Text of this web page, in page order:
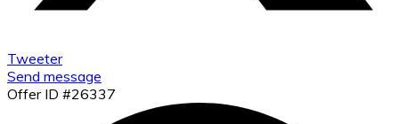
Tweeter
Send message
Offer ID #26337